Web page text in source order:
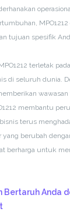
tujuan spesifik
terletak
di seluruh dunia.
membantu
terus
berubah
berharga untuk
Bertaruh Anda